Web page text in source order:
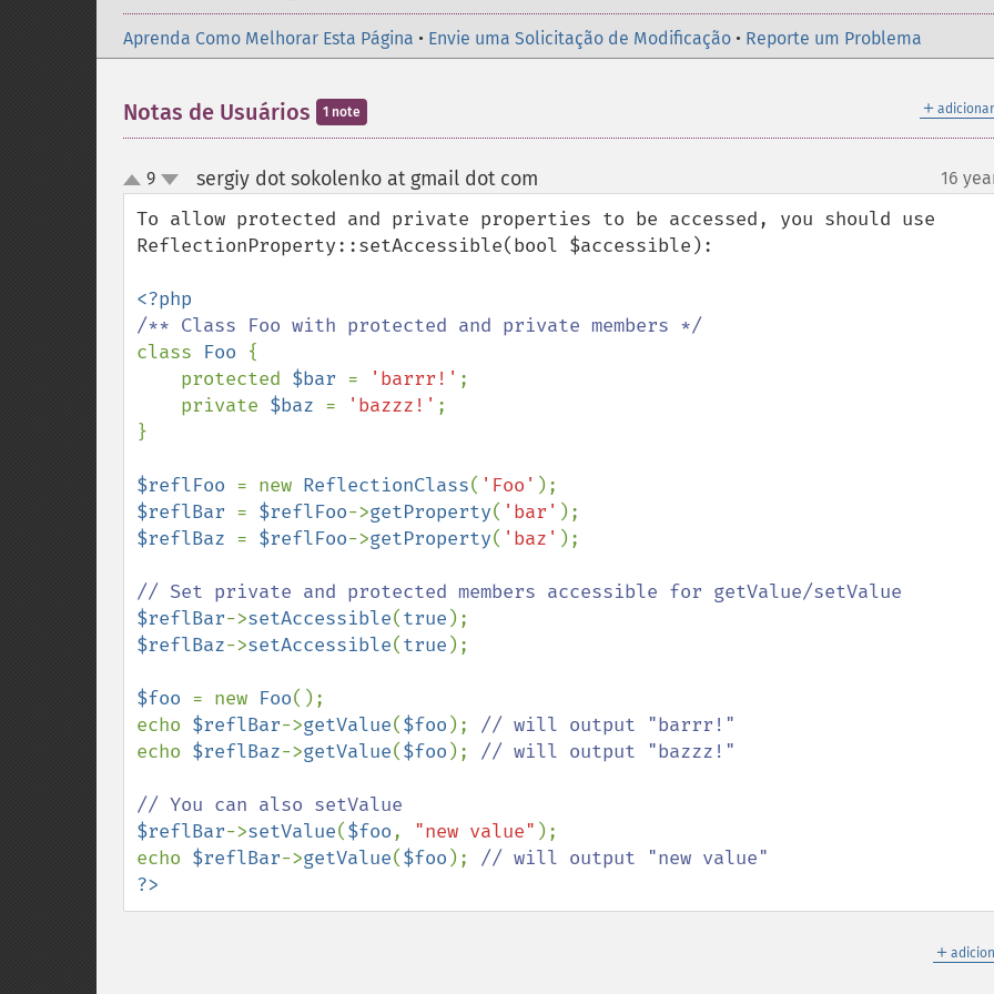
Aprenda Como Melhorar Esta Página • Envie uma Solicitação de Modificação • Reporte um Problema
＋
Notas de Usuários 1 note
up
down
9 sergiy dot sokolenko at gmail dot com 16
To allow protected and private properties to be accessed, you should use
ReflectionProperty::setAccessible(bool $accessible):
class Foo {
    protected
$bar = 'barrr!' ;
    private
$baz = 'bazzz!' ;
}
$reflFoo = new ReflectionClass( 'Foo'
$reflBar = $reflFoo->getProperty( 'bar'
$reflBaz = $reflFoo->getProperty( 'baz' );
$reflBar->setAccessible(true
$reflBaz->setAccessible(true );
$foo = new Foo();
echo $reflBar->getValue($foo );
echo $reflBaz->getValue($foo ); // will output "bazzz!"
$reflBar->setValue($foo, "new value" );
echo $reflBar->getValue($foo );
?>
＋